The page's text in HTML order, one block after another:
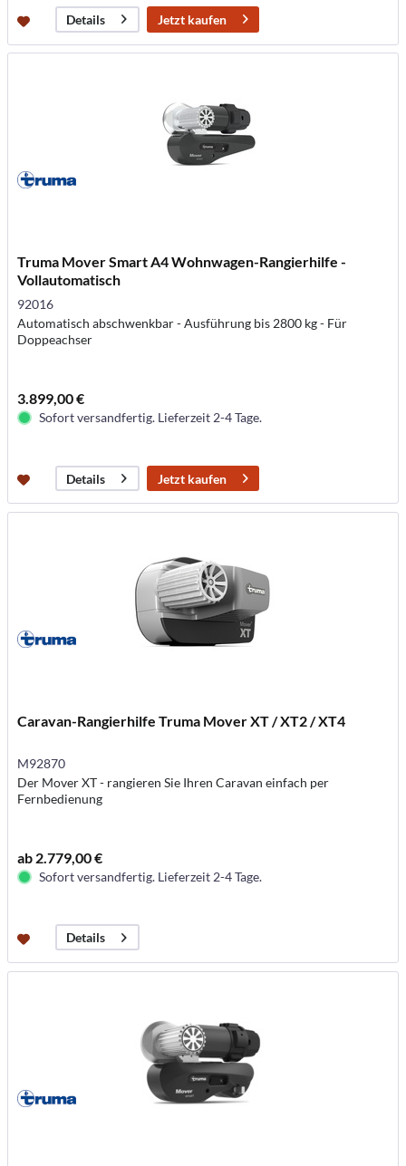
Details Jetzt kaufen
Truma Mover Smart A4 Wohnwagen-Rangierhilfe -
Vollautomatisch
92016
Automatisch abschwenkbar - Ausführung bis 2800 kg - Für
Doppeachser
3.899,00 €
Sofort versandfertig. Lieferzeit 2-4 Tage.
Details Jetzt kaufen
Caravan-Rangierhilfe Truma Mover XT / XT2 / XT4
M92870
Der Mover XT - rangieren Sie Ihren Caravan einfach per
Fernbedienung
ab 2.779,00 €
Sofort versandfertig. Lieferzeit 2-4 Tage.
Details